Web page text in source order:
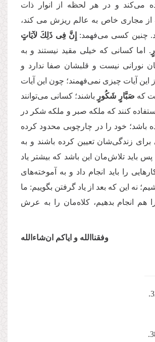
می‌کند و در هر لحظه از انوار ذات
مجاری خاص به عالم ریزش می کند،
چنین كسی می‌‌فهمد: إِنَّ فِی ذَلِكَ لآیَاتٍ
. اما كسانی که خیلی مقید نیستند و به
نورانی نیست و قلبشان صفا ندارد و
این آیات چیزی نمی‌فهمند؛ چون این آیات
كه صَبَّارٍ شَكُورٍ باشند؛ كسانی می‌توانند
استفاده کنند که ملکه صبر و ملکه شکر در
باشد؛ خود را در چارچوبی محدود کرده
برای زندگی‌شان تعیین کرده باشند و به
پس باید تلاش‌مان این باشد که بیشتر یاد
را باید انجام داد و به آموخته‌های
نه این که بعد از یاد گرفتن بگوییم: ما
را هم انجام بدهیم، کلاه‌‌مان را به عرش
وفقنا‌الله و ایاکم ان‌شاءالله